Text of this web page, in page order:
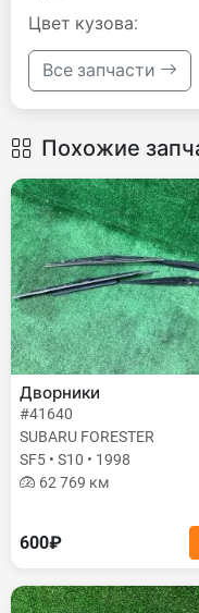
Цвет кузова:
Все запчасти
Похожие
Дворники
#41640
SUBARU FORESTER
SF5 • S10 • 1998
62 769 км
600₽